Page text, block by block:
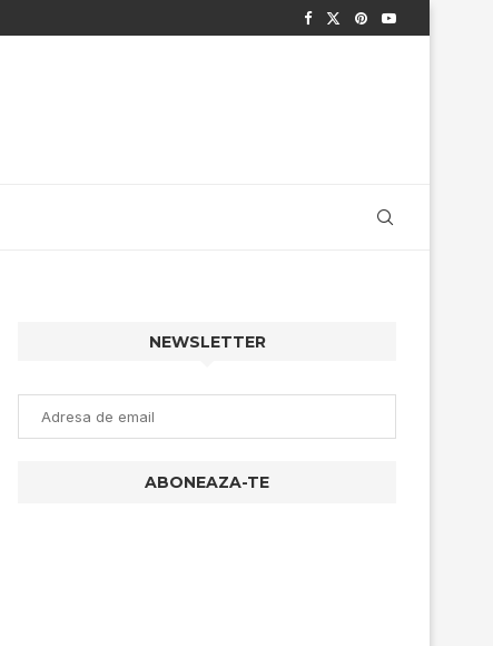
NEWSLETTER